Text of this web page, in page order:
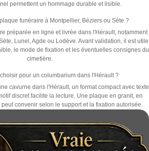
permettent un hommage durable et lisible.
funéraire à Montpellier, Béziers ou Sète ?
préparée en ligne et livrée dans l'Hérault, notamment
Lunel, Agde ou Lodève. Avant validation, il est utile
le mode de fixation et les éventuelles consignes du
cimetière.
pour un columbarium dans l'Hérault ?
cavurne dans l'Hérault, un format compact avec texte
discret facilite la lecture. Une plaque en granit, en
convenir selon le support et la fixation autorisée.